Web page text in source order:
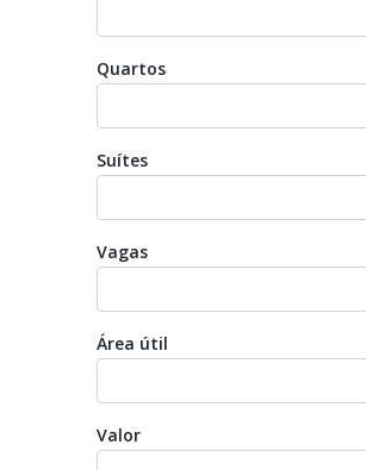
Quartos
Suítes
Vagas
Área útil
Valor